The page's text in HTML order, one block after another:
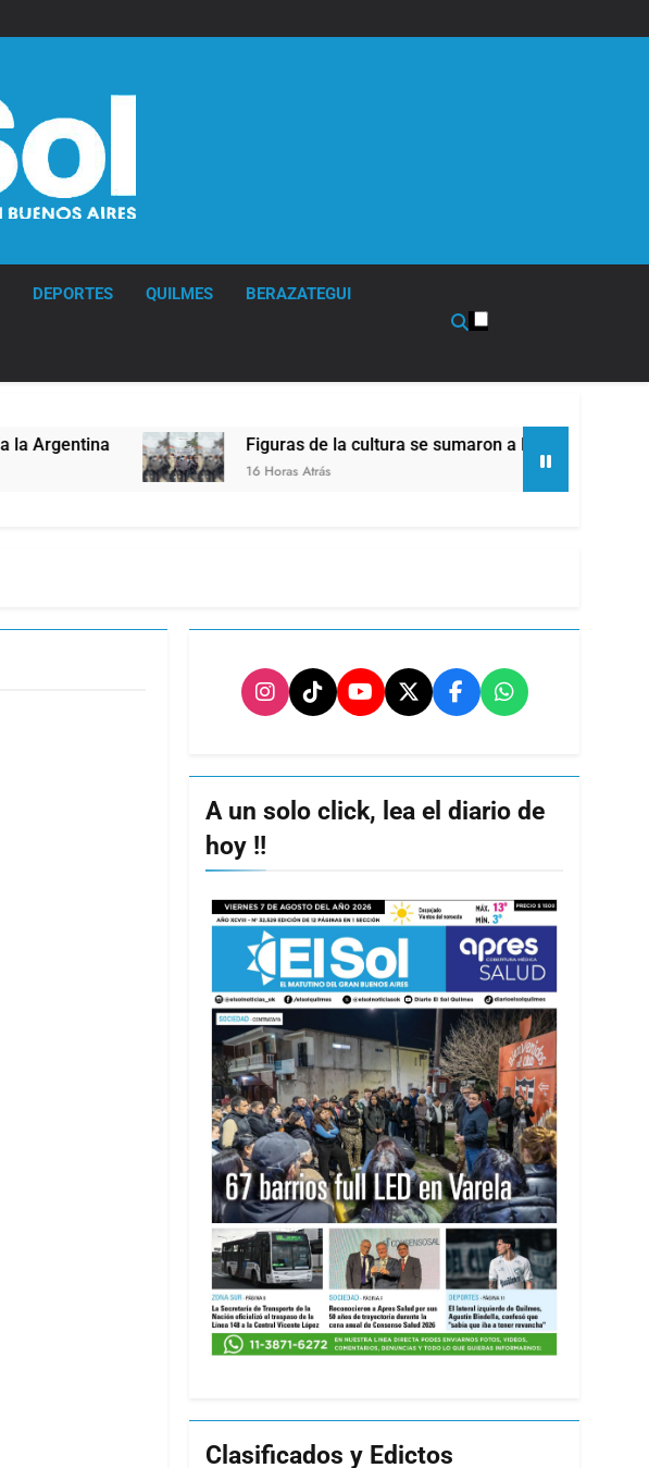
DEPORTES QUILMES BERAZATEGUI
Figuras de la cultura se sumaron a la marcha frente al Congreso
16 Horas Atrás
A un solo click, lea el diario de
hoy !!
Clasificados y Edictos